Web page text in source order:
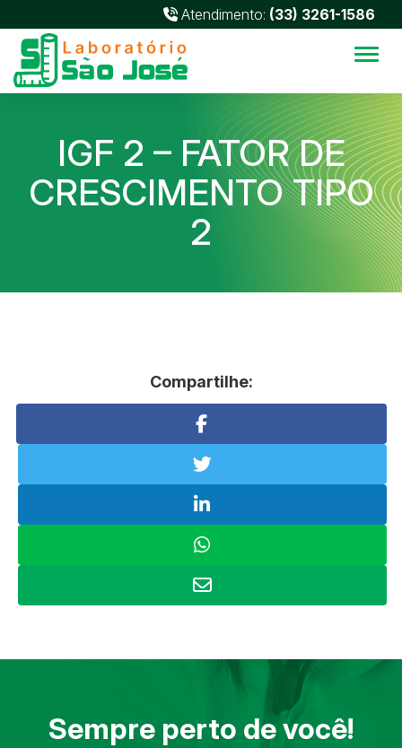
Atendimento: (33) 3261-1586
IGF 2 – FATOR DE
CRESCIMENTO TIPO
2
Compartilhe:
Sempre perto de você!